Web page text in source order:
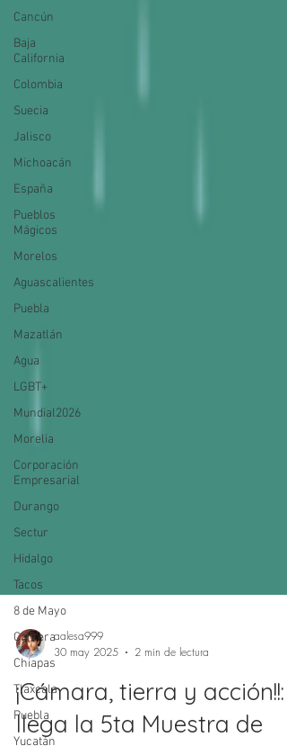
Cancún
Baja
California
Colombia
Suecia
Jalisco
Michoacán
España
Pueblos
Mágicos
Morelos
Aguascalientes
Puebla
Mazatlán
Agua
LGBT+
Mundial2026
Morelia
Corporación
Empresarial
Durango
Sectur
Hidalgo
Tacos
8 de Mayo
Carrera
Chiapas
Tlaxcala
Puebla
Yucatán
aalesa999
30 may 2025
2 min de lectura